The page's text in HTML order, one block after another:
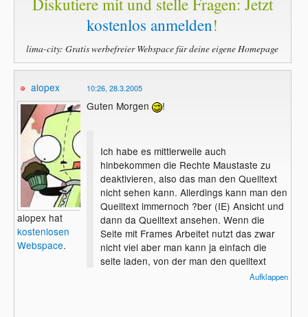
kostenlos anmelden!
lima-city: Gratis werbefreier Webspace für deine eigene Homepage
alopex
alopex hat
kostenlosen
Webspace.
10:26, 28.3.2005
Guten Morgen !
Ich habe es mittlerweile auch
hinbekommen die Rechte Maustaste zu
deaktivieren, also das man den Quelltext
nicht sehen kann. Allerdings kann man den
Quelltext immernoch ?ber (IE) Ansicht und
dann da Quelltext ansehen. Wenn die
Seite mit Frames Arbeitet nutzt das zwar
nicht viel aber man kann ja einfach die
seite laden, von der man den quelltext
Aufklappen